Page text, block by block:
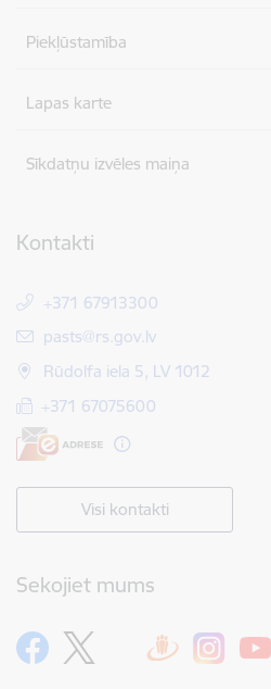
Piekļūstamība
Lapas karte
Sīkdatņu izvēles maiņa
Kontakti
+371 67913300
E-pasts:
pasts@rs.gov.lv
Rūdolfa iela 5, LV 1012
+371 67075600
Visi kontakti
Sekojiet mums